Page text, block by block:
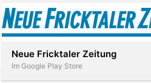
Neue Fricktaler Zeitung
Im Google Play Store